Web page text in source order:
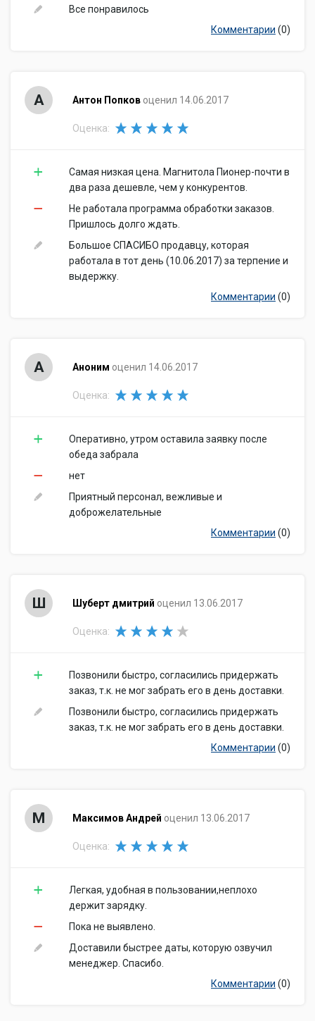
Все понравилось
Комментарии (0)
А Антон Попков оценил 14.06.2017
Оценка:
Самая низкая цена. Магнитола Пионер-почти в
два раза дешевле, чем у конкурентов.
Не работала программа обработки заказов.
Пришлось долго ждать.
Большое СПАСИБО продавцу, которая
работала в тот день (10.06.2017) за терпение и
выдержку.
Комментарии (0)
А Аноним оценил 14.06.2017
Оценка:
Оперативно, утром оставила заявку после
обеда забрала
нет
Приятный персонал, вежливые и
доброжелательные
Комментарии (0)
Ш Шуберт дмитрий оценил 13.06.2017
Оценка:
Позвонили быстро, согласились придержать
заказ, т.к. не мог забрать его в день доставки.
Позвонили быстро, согласились придержать
заказ, т.к. не мог забрать его в день доставки.
Комментарии (0)
М Максимов Андрей оценил 13.06.2017
Оценка:
Легкая, удобная в пользовании,неплохо
держит зарядку.
Пока не выявлено.
Доставили быстрее даты, которую озвучил
менеджер. Спасибо.
Комментарии (0)